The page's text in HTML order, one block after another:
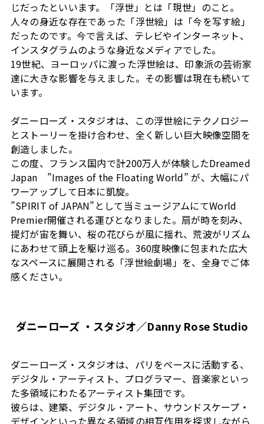
じだったといいます。「浮世」とは「現世」のこと。
人々の身近な存在であった「浮世絵」は「今を写す絵」
だったのです。今で言えば、テレビやインターネット、
インスタグラムのような身近なメディアでした。
19世紀、ヨーロッパに渡った浮世絵は、印象派の芸術家
達に大きな影響を与えました。その影響は現在も続いて
います。
ダニーローズ・スタジオは、この浮世絵にテクノロジー
とストーリーを掛け合わせ、全く新しい巨大映像空間を
創造しました。
この度、フランス国内で計200万人が体験したDreamed
Japan ”Images of the Floating World” が、大幅にパ
ワーアップして日本に凱旋。
”SPIRIT of JAPAN”として当ミュージアムにてWorld
Premier開催される運びとなりました。扇が時を刻み、
提灯が宙を舞い、桜の花びらが風に揺れ、荒波がリズム
にあわせて頭上を駆け巡る。360度映像に包まれた広大
なスペースに展開される「浮世絵劇場」を、全身でご体
感ください。
ダニーローズ ・スタジオ／Danny Rose Studio
ダニーローズ・スタジオは、パリをベースに活動する、
デジタル・アーティスト、プログラマー、音楽家といっ
た多領域にわたるアーティスト集団です。
彼らは、建築、デジタル・アート、サウンドスケープ・
デザインといった異なる領域の相互作用を探求しながら